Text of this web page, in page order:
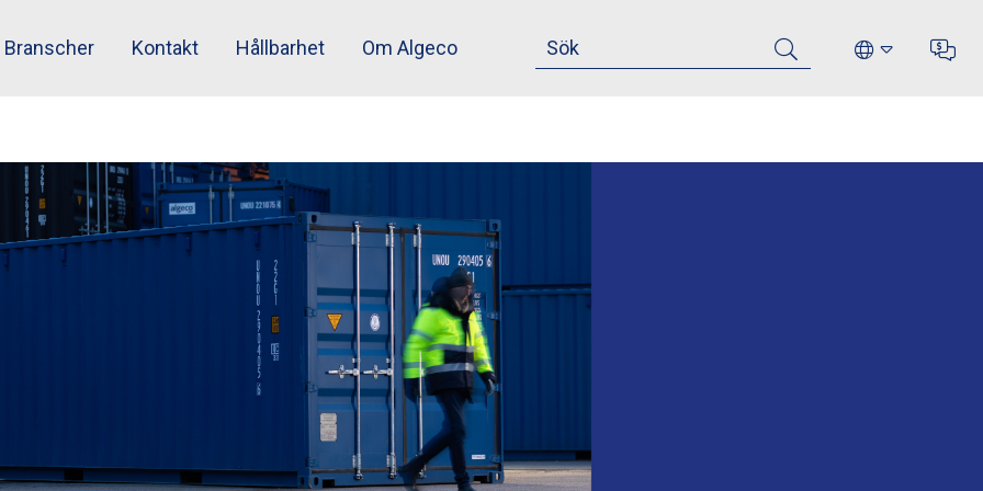
Branscher Kontakt Hållbarhet Om Algeco